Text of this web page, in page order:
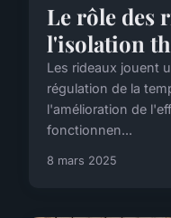
Le rôle des
l'isolation
Les rideaux jouent
régulation de la
l'amélioration de
fonctionnen...
8 mars 2025